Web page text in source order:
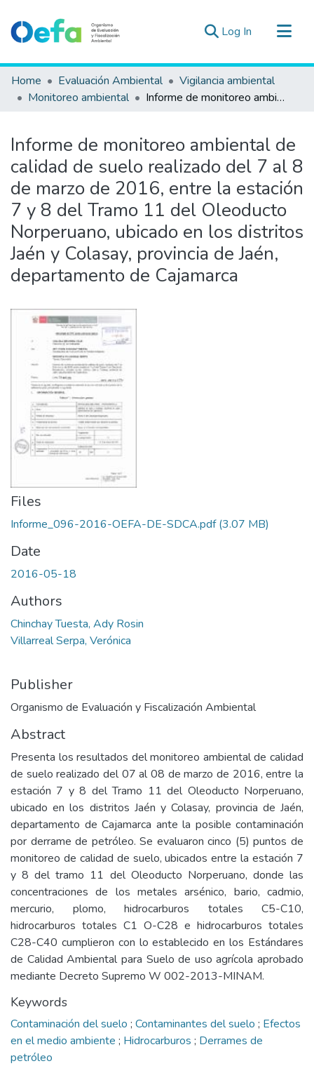
Log In (current)
Communities & Collections
All of DSpace
Estad. Externas
Guias ▾
Home Evaluación Ambiental
Vigilancia ambiental
Monitoreo ambiental
Informe de monitoreo ambiental de calidad de suelo realizado del 7 al 8 de marzo de 2016, entre la estación 7 y 8 del Tramo 11 del Oleoducto Norperuano, ubicado en los distritos Jaén y Colasay, provincia de Jaén, departamento de Cajamarca
Informe de monitoreo ambiental de
calidad de suelo realizado del 7 al 8
de marzo de 2016, entre la estación
7 y 8 del Tramo 11 del Oleoducto
Norperuano, ubicado en los distritos
Jaén y Colasay, provincia de Jaén,
departamento de Cajamarca
Files
Informe_096-2016-OEFA-DE-SDCA.pdf(3.07 MB)
Date
2016-05-18
Authors
Chinchay Tuesta, Ady Rosin
Villarreal Serpa, Verónica
Publisher
Organismo de Evaluación y Fiscalización Ambiental
Abstract
Presenta los resultados del monitoreo ambiental de calidad
de suelo realizado del 07 al 08 de marzo de 2016, entre la
estación 7 y 8 del Tramo 11 del Oleoducto Norperuano,
ubicado en los distritos Jaén y Colasay, provincia de Jaén,
departamento de Cajamarca ante la posible contaminación
por derrame de petróleo. Se evaluaron cinco (5) puntos de
monitoreo de calidad de suelo, ubicados entre la estación 7
y 8 del tramo 11 del Oleoducto Norperuano, donde las
concentraciones de los metales arsénico, bario, cadmio,
mercurio, plomo, hidrocarburos totales C5-C10,
hidrocarburos totales C1 O-C28 e hidrocarburos totales
C28-C40 cumplieron con lo establecido en los Estándares
de Calidad Ambiental para Suelo de uso agrícola aprobado
mediante Decreto Supremo W 002-2013-MINAM.
Keywords
Contaminación del suelo ; Contaminantes del suelo ; Efectos
en el medio ambiente ; Hidrocarburos ; Derrames de
petróleo